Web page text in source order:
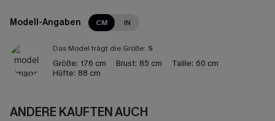
Modell-Angaben CM IN
Das Model trägt die Größe: S
Größe: 176 cm Brust: 85 cm Taille: 60 cm
Hüfte: 88 cm
ANDERE KAUFTEN AUCH